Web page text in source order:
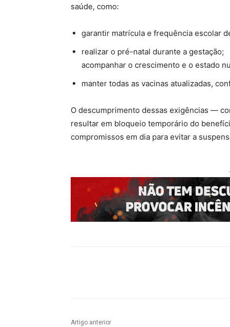
saúde, como:
garantir matrícula e frequência escolar
realizar o pré-natal durante a gestação;
acompanhar o crescimento e o estado
manter todas as vacinas atualizadas,
O descumprimento dessas exigências —
resultar em bloqueio temporário do
compromissos em dia para evitar a
Artigo anterior